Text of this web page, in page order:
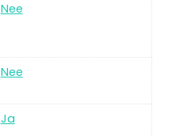
Nee
Nee
Ja